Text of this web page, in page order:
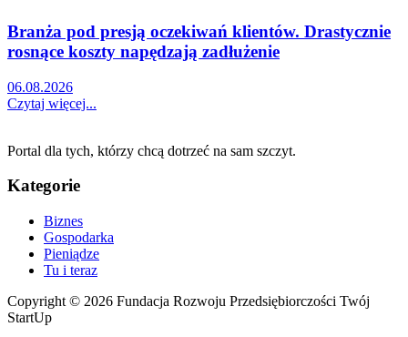
Branża pod presją oczekiwań klientów. Drastycznie
rosnące koszty napędzają zadłużenie
06.08.2026
Czytaj więcej...
Portal dla tych, którzy chcą dotrzeć na sam szczyt.
Kategorie
Biznes
Gospodarka
Pieniądze
Tu i teraz
Copyright © 2026 Fundacja Rozwoju Przedsiębiorczości Twój
StartUp